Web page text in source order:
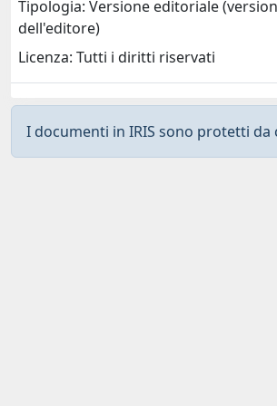
Tipologia: Versione editoriale
dell'editore)
Licenza: Tutti i diritti riservati
I documenti in IRIS sono protetti